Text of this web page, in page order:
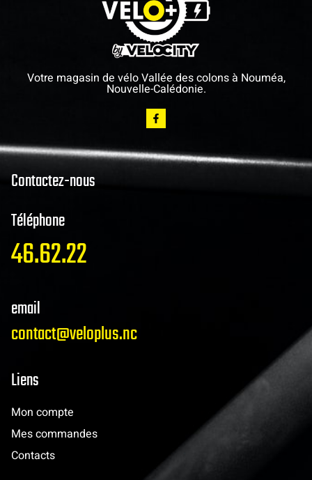
Votre magasin de vélo Vallée des colons à Nouméa,
Nouvelle-Calédonie.
Contactez-nous
Téléphone
46.62.22
email
contact@veloplus.nc
Liens
Mon compte
Mes commandes
Contacts